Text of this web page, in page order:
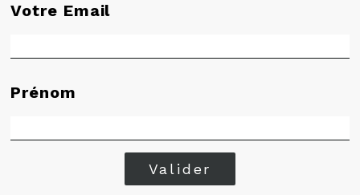
Votre Email
Prénom
Valider